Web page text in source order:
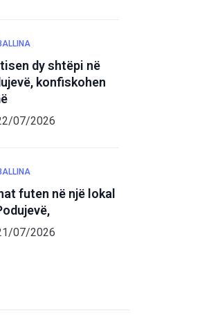
dy shtëpi në
konfiskohen
07/2026
futen në një lokal
07/2026